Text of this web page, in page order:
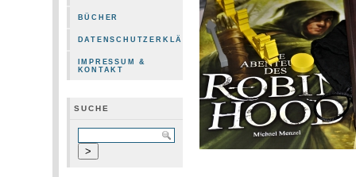
BÜCHER
DATENSCHUTZERKLÄRUNG
IMPRESSUM &
KONTAKT
SUCHE